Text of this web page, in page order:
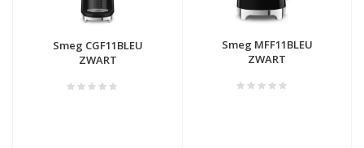
Smeg CGF11BLEU
ZWART
Smeg MFF11BLEU
ZWART